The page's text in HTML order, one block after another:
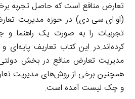
تعارض منافع است که حاصل تجربه
(او.ای.سی.دی) در حوزه مدیریت
تجربیات را به صورت یک راهنما و
کرده‌اند.در این کتاب تعاریف پایه‌ای
مدیریت تعارض منافع در بخش
همچنین برخی از روش‌های مدیریت
و چک لیست آمده است.